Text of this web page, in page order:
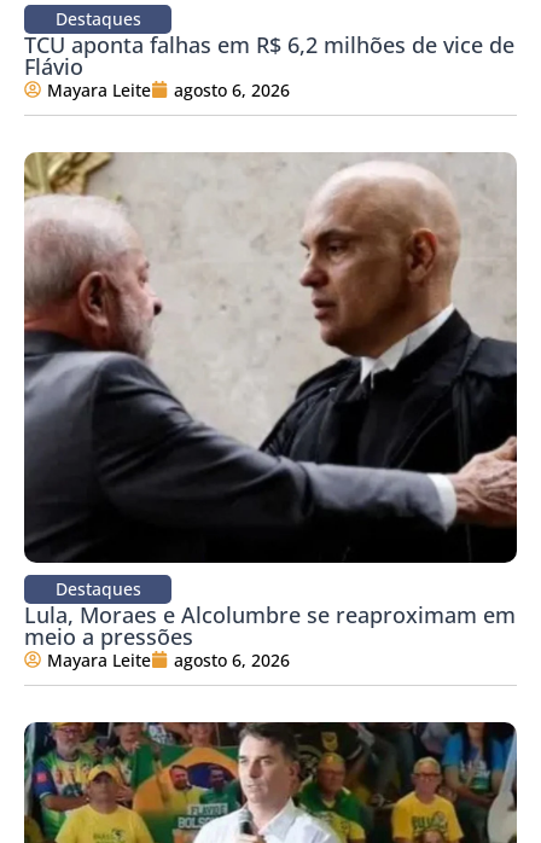
Destaques
TCU aponta falhas em R$ 6,2 milhões de vice de
Flávio
Mayara Leite agosto 6, 2026
Destaques
Lula, Moraes e Alcolumbre se reaproximam em
meio a pressões
Mayara Leite agosto 6, 2026